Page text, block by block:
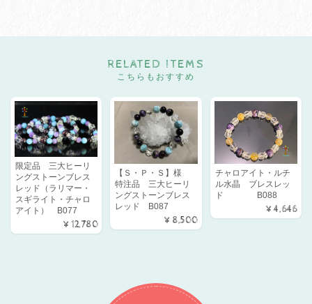
RELATED ITEMS
こちらもおすすめ
限定品 三大ヒーリ
ングストーンブレス
レッド（ラリマー・
スギライト・チャロ
アイト） B077
¥12,780
【Ｓ・Ｐ・Ｓ】様
特注品 三大ヒーリ
ングストーンブレス
レッド B087
¥8,500
チャロアイト・ルチ
ル水晶 ブレスレッ
ド B088
¥4,646